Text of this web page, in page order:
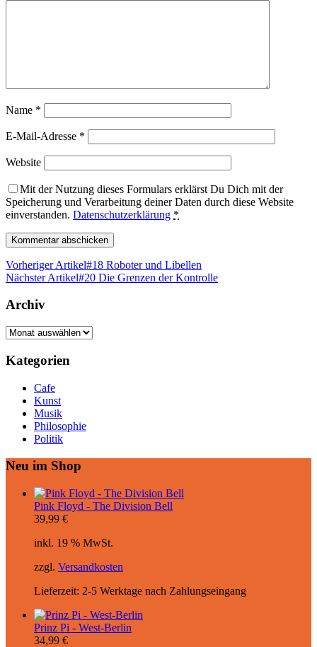
Name *
E-Mail-Adresse *
Website
Mit der Nutzung dieses Formulars erklärst Du Dich mit der
Speicherung und Verarbeitung deiner Daten durch diese Website
einverstanden. Datenschutzerklärung *
Vorheriger Artikel#18 Roboter und Libellen
Nächster Artikel#20 Die Grenzen der Kontrolle
Archiv
Archiv
Kategorien
Cafe
Kunst
Musik
Philosophie
Politik
Neu im Shop
Pink Floyd - The Division Bell
39,99 €
inkl. 19 % MwSt.
zzgl. Versandkosten
Lieferzeit: 2-5 Werktage nach Zahlungseingang
Prinz Pi - West-Berlin
34,99 €